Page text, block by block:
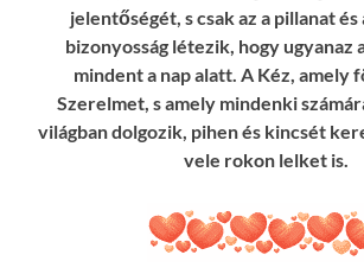
jelentőségét, s csak az a pillanat
bizonyosság létezik, hogy ugyanaz
mindent a nap alatt. A Kéz, amely
Szerelmet, s amely mindenki
világban dolgozik, pihen és kincsét
vele rokon lelket is.